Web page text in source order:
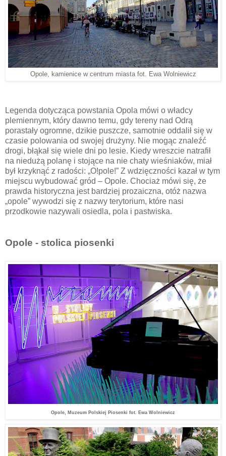
Opole, kamienice w centrum miasta fot. Ewa Wolniewicz
Legenda dotycząca powstania Opola mówi o władcy
plemiennym, który dawno temu, gdy tereny nad Odrą
porastały ogromne, dzikie puszcze, samotnie oddalił się w
czasie polowania od swojej drużyny. Nie mogąc znaleźć
drogi, błąkał się wiele dni po lesie. Kiedy wreszcie natrafił
na niedużą polanę i stojące na nie chaty wieśniaków, miał
był krzyknąć z radości: „O!pole!” Z wdzięczności kazał w tym
miejscu wybudować gród – Opole. Chociaż mówi się, że
prawda historyczna jest bardziej prozaiczna, otóż nazwa
„opole” wywodzi się z nazwy terytorium, które nasi
przodkowie nazywali osiedla, pola i pastwiska.
Opole - stolica piosenki
Opole, Muzeum Polskiej Piosenki fot. Ewa Wolniewicz